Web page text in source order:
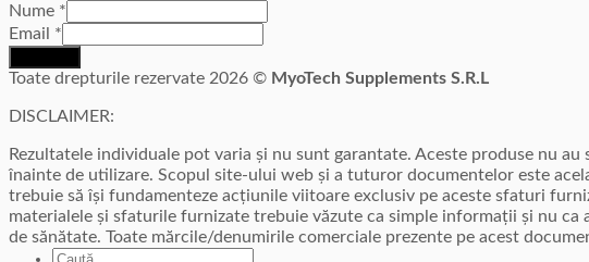
Nume *
Email *
Toate drepturile rezervate 2026 © MyoTech Supplements S.R.L
DISCLAIMER:
Rezultatele individuale pot varia și nu sunt garantate. Aceste produse nu
înainte de utilizare. Scopul site-ului web și a tuturor documentelor este
trebuie să își fundamenteze acțiunile viitoare exclusiv pe aceste sfaturi
materialele și sfaturile furnizate trebuie văzute ca simple informații și nu
de sănătate. Toate mărcile/denumirile comerciale prezente pe acest
Caută